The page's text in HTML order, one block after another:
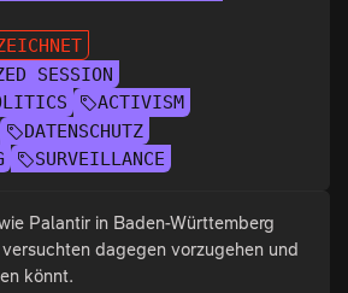
SESSION
ACTIVISM
DATENSCHUTZ
SURVEILLANCE
Palantir in Baden-Württemberg
dagegen vorzugehen und
könnt.